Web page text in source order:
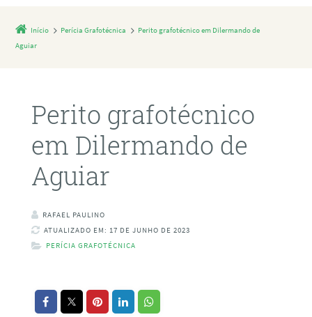
Início Perícia Grafotécnica
Perito grafotécnico em Dilermando de
Aguiar
Perito grafotécnico
em Dilermando de
Aguiar
RAFAEL PAULINO
ATUALIZADO EM: 17 DE JUNHO DE 2023
PERÍCIA GRAFOTÉCNICA